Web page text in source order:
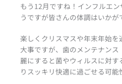
もう12月ですね！インフルエ
うですが皆さんの体調はいかが
楽しくクリスマスや年末年始
大事ですが、歯のメンテナン
麗にすると菌やウィルスに対す
りスッキリ快適に過ごせる可